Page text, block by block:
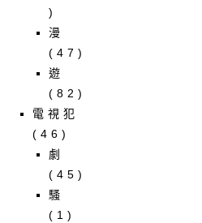
)
漫
(47)
遊
(82)
電視犯
(46)
劇
(45)
騷
(1)